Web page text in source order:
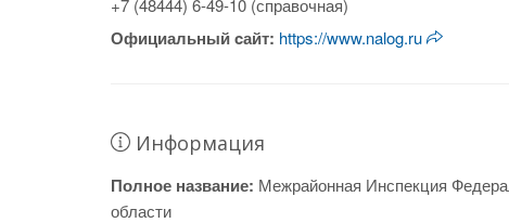
+7 (48444) 6-49-10 (справочная)
Официальный cайт: https://www.nalog.ru
Информация
Полное название: Межрайонная Инспекция
области